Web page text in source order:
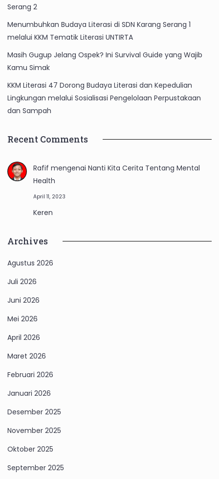
Serang 2
Menumbuhkan Budaya Literasi di SDN Karang Serang 1
melalui KKM Tematik Literasi UNTIRTA
Masih Gugup Jelang Ospek? Ini Survival Guide yang Wajib
Kamu Simak
KKM Literasi 47 Dorong Budaya Literasi dan Kepedulian
Lingkungan melalui Sosialisasi Pengelolaan Perpustakaan
dan Sampah
Recent Comments
Rafif mengenai Nanti Kita Cerita Tentang Mental
Health
April 11, 2023
Keren
Archives
Agustus 2026
Juli 2026
Juni 2026
Mei 2026
April 2026
Maret 2026
Februari 2026
Januari 2026
Desember 2025
November 2025
Oktober 2025
September 2025